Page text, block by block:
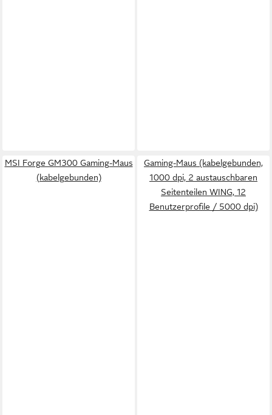
MSI Forge GM300 Gaming-Maus
(kabelgebunden)
Gaming-Maus (kabelgebunden,
1000 dpi, 2 austauschbaren
Seitenteilen WING, 12
Benutzerprofile / 5000 dpi)